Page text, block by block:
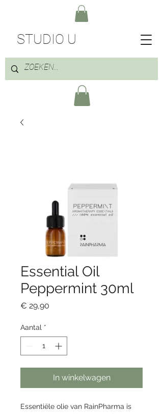
STUDIO U
Essential Oil
Peppermint 30ml
€ 29,90
Aantal *
In winkelwagen
Essentiële olie van RainPharma is